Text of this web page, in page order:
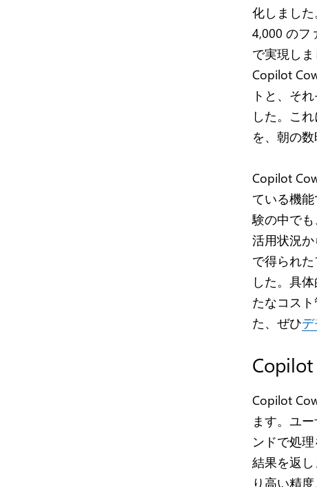
化しまし
4,000 のフ
で実現し
Copilot
トと、そ
した。こ
を、朝の数
Copilot
ている機
験の中で
活用状況
で得られ
した。具
たなコス
た、ぜひ
Copilot
ます。ユ
ンドで処
結果を返
り高い精